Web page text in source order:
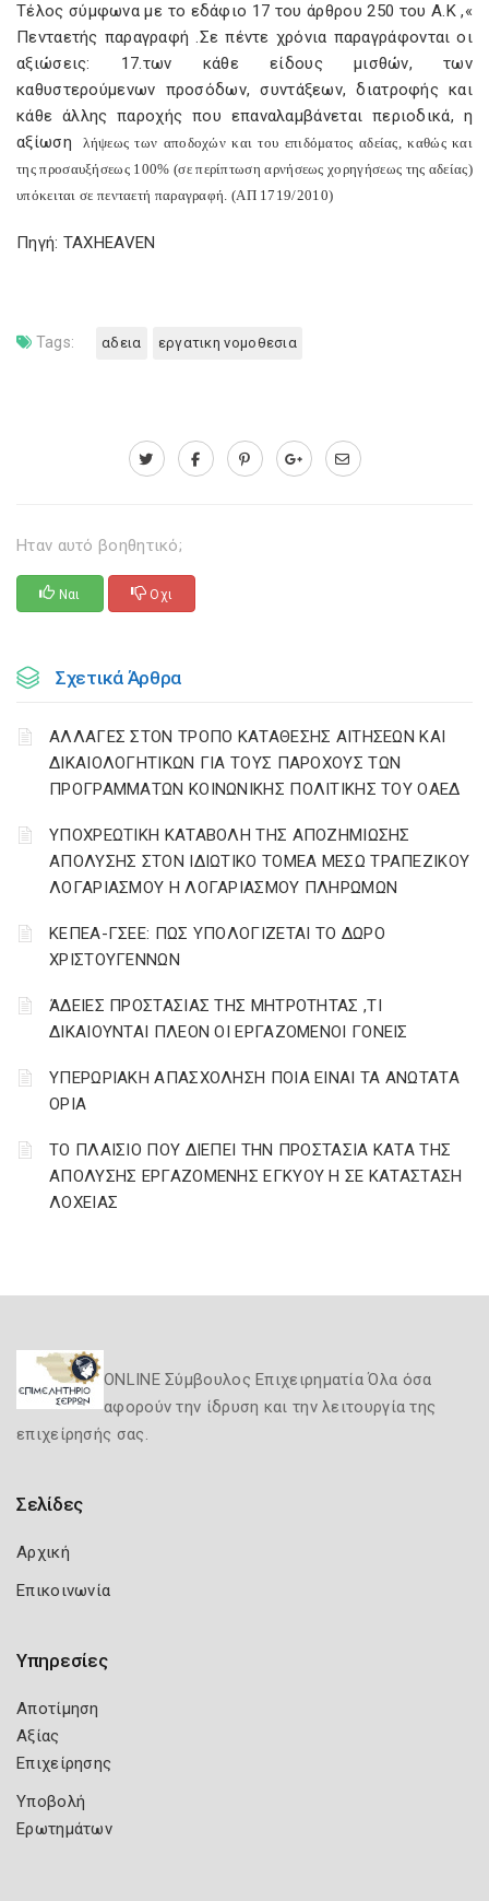
Τέλος σύμφωνα με το εδάφιο 17 του άρθρου 250 του Α.Κ ,«
Πενταετής παραγραφή .Σε πέντε χρόνια παραγράφονται οι
αξιώσεις: 17.των κάθε είδους μισθών, των
καθυστερούμενων προσόδων, συντάξεων, διατροφής και
κάθε άλλης παροχής που επαναλαμβάνεται περιοδικά, η
αξίωση
λήψεως των αποδοχών και του επιδόματος αδείας, καθώς και
της προσαυξήσεως 100% (σε περίπτωση αρνήσεως χορηγήσεως της αδείας)
υπόκειται σε πενταετή παραγραφή. (ΑΠ 1719/2010)
Πηγή: TAXHEAVEN
Tags: αδεια εργατικη νομοθεσια
Ηταν αυτό βοηθητικό;
Ναι Οχι
Σχετικά Άρθρα
ΑΛΛΑΓΕΣ ΣΤΟΝ ΤΡΟΠΟ ΚΑΤΑΘΕΣΗΣ ΑΙΤΗΣΕΩΝ ΚΑΙ
ΔΙΚΑΙΟΛΟΓΗΤΙΚΩΝ ΓΙΑ ΤΟΥΣ ΠΑΡΟΧΟΥΣ ΤΩΝ
ΠΡΟΓΡΑΜΜΑΤΩΝ ΚΟΙΝΩΝΙΚΗΣ ΠΟΛΙΤΙΚΗΣ ΤΟΥ ΟΑΕΔ
YΠΟΧΡΕΩΤΙΚΗ ΚΑΤΑΒΟΛΗ ΤΗΣ ΑΠΟΖΗΜΙΩΣΗΣ
ΑΠΟΛΥΣΗΣ ΣΤΟΝ ΙΔΙΩΤΙΚΟ ΤΟΜΕΑ ΜΕΣΩ ΤΡΑΠΕΖΙΚΟΥ
ΛΟΓΑΡΙΑΣΜΟΥ Η ΛΟΓΑΡΙΑΣΜΟΥ ΠΛΗΡΩΜΩΝ
ΚΕΠΕΑ-ΓΣΕΕ: ΠΩΣ ΥΠΟΛΟΓΙΖΕΤΑΙ ΤΟ ΔΩΡΟ
ΧΡΙΣΤΟΥΓΕΝΝΩΝ
ΆΔΕΙΕΣ ΠΡΟΣΤΑΣΙΑΣ ΤΗΣ ΜΗΤΡΟΤΗΤΑΣ ,ΤΙ
ΔΙΚΑΙΟΥΝΤΑΙ ΠΛΕΟΝ ΟΙ ΕΡΓΑΖΟΜΕΝΟΙ ΓΟΝΕΙΣ
ΥΠΕΡΩΡΙΑΚΗ ΑΠΑΣΧΟΛΗΣΗ ΠΟΙΑ ΕΙΝΑΙ ΤΑ ΑΝΩΤΑΤΑ
ΟΡΙΑ
ΤΟ ΠΛΑΙΣΙΟ ΠΟΥ ΔΙΕΠΕΙ ΤΗΝ ΠΡΟΣΤΑΣΙΑ ΚΑΤΑ ΤΗΣ
ΑΠΟΛΥΣΗΣ ΕΡΓΑΖΟΜΕΝΗΣ ΕΓΚΥΟΥ Η ΣΕ ΚΑΤΑΣΤΑΣΗ
ΛΟΧΕΙΑΣ
ONLINE Σύμβουλος Επιχειρηματία Όλα όσα
αφορούν την ίδρυση και την λειτουργία της
επιχείρησής σας.
Σελίδες
Αρχική
Επικοινωνία
Υπηρεσίες
Αποτίμηση
Αξίας
Επιχείρησης
Υποβολή
Ερωτημάτων